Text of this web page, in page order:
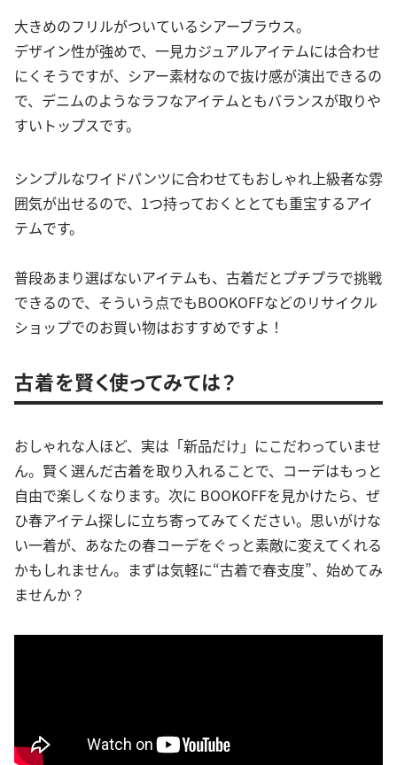
大きめのフリルがついているシアーブラウス。
デザイン性が強めで、一見カジュアルアイテムには合わせ
にくそうですが、シアー素材なので抜け感が演出できるの
で、デニムのようなラフなアイテムともバランスが取りや
すいトップスです。
シンプルなワイドパンツに合わせてもおしゃれ上級者な雰
囲気が出せるので、1つ持っておくととても重宝するアイ
テムです。
普段あまり選ばないアイテムも、古着だとプチプラで挑戦
できるので、そういう点でもBOOKOFFなどのリサイクル
ショップでのお買い物はおすすめですよ！
古着を賢く使ってみては？
おしゃれな人ほど、実は「新品だけ」にこだわっていませ
ん。賢く選んだ古着を取り入れることで、コーデはもっと
自由で楽しくなります。次に BOOKOFFを見かけたら、ぜ
ひ春アイテム探しに立ち寄ってみてください。思いがけな
い一着が、あなたの春コーデをぐっと素敵に変えてくれる
かもしれません。まずは気軽に“古着で春支度”、始めてみ
ませんか？